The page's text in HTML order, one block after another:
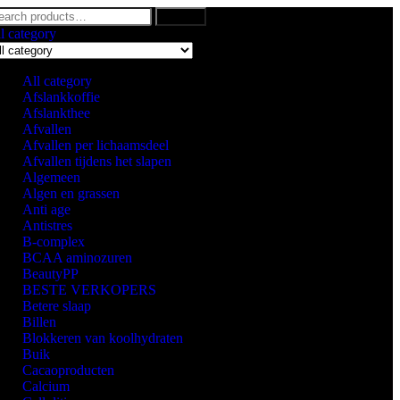
category
All category
Afslankkoffie
Afslankthee
Afvallen
Afvallen per lichaamsdeel
Afvallen tijdens het slapen
Algemeen
Algen en grassen
Anti age
Antistres
B-complex
BCAA aminozuren
BeautyPP
BESTE VERKOPERS
Betere slaap
Billen
Blokkeren van koolhydraten
Buik
Cacaoproducten
Calcium